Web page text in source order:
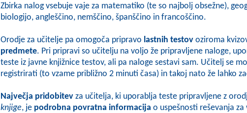
Zbirka nalog vsebuje vaje za matematiko (te so najbolj obsežne),
biologijo, angleščino, nemščino, španščino in francoščino.
Orodje za učitelje pa omogoča pripravo lastnih testovoziroma
predmete. Pri pripravi so učitelju na voljo že pripravljene naloge,
teste iz javne knjižnice testov, ali pa naloge sestavi sam. Učitelj se
registrirati (to vzame približno 2 minuti časa) in takoj nato že lahko
Največja pridobitevza učitelja, ki uporablja teste pripravljene z
knjige, je podrobna povratna informacija o uspešnosti reševanja za